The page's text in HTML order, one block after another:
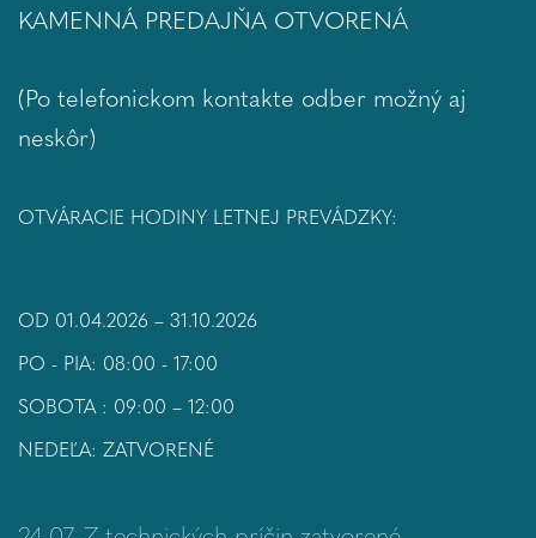
KAMENNÁ PREDAJŇA OTVORENÁ
(Po telefonickom kontakte odber možný aj
neskôr)
OTVÁRACIE HODINY LETNEJ PREVÁDZKY:
OD 01.04.2026 – 31.10.2026
PO - PIA: 08:00 - 17:00
SOBOTA : 09:00 – 12:00
NEDEĽA: ZATVORENÉ